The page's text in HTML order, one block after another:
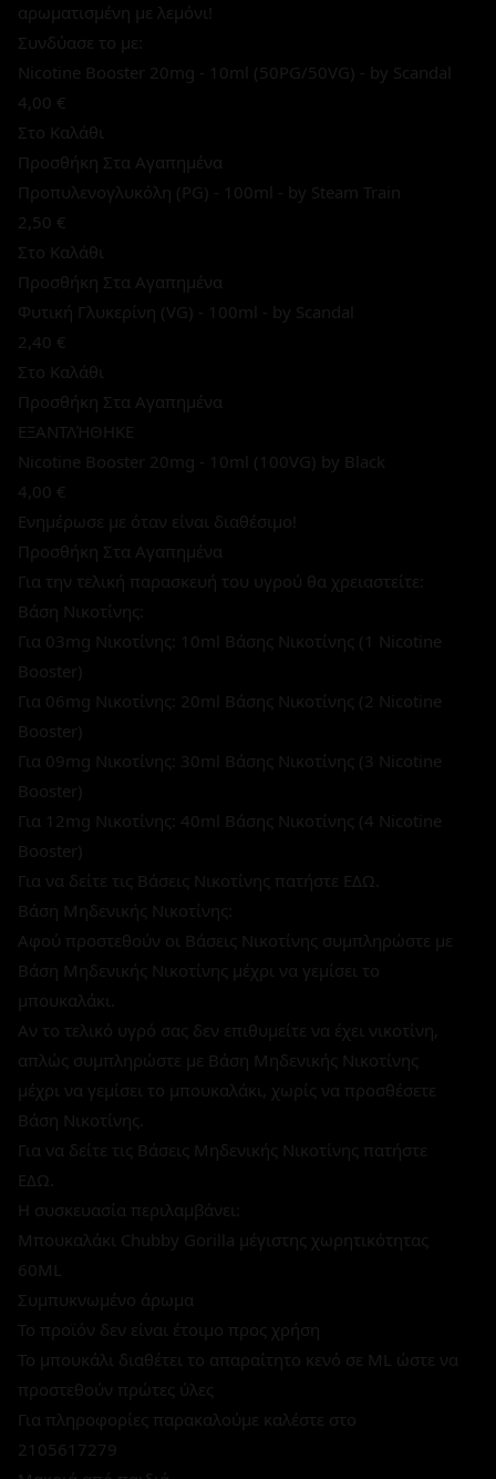
αρωματισμένη με λεμόνι!
Συνδύασε το με:
Nicotine Booster 20mg - 10ml (50PG/50VG) - by Scandal
4,00 €
Στο Καλάθι
Προσθήκη Στα Αγαπημένα
Προπυλενογλυκόλη (PG) - 100ml - by Steam Train
2,50 €
Στο Καλάθι
Προσθήκη Στα Αγαπημένα
Φυτική Γλυκερίνη (VG) - 100ml - by Scandal
2,40 €
Στο Καλάθι
Προσθήκη Στα Αγαπημένα
ΕΞΑΝΤΛΉΘΗΚΕ
Nicotine Booster 20mg - 10ml (100VG) by Black
4,00 €
Ενημέρωσε με όταν είναι διαθέσιμο!
Προσθήκη Στα Αγαπημένα
Για την τελική παρασκευή του υγρού θα χρειαστείτε:
Βάση Νικοτίνης:
Για 03mg Νικοτίνης: 10ml Βάσης Νικοτίνης (1 Nicotine
Booster)
Για 06mg Νικοτίνης: 20ml Βάσης Νικοτίνης (2 Nicotine
Booster)
Για 09mg Νικοτίνης: 30ml Βάσης Νικοτίνης (3 Nicotine
Booster)
Για 12mg Νικοτίνης: 40ml Βάσης Νικοτίνης (4 Nicotine
Booster)
Για να δείτε τις Βάσεις Νικοτίνης πατήστε ΕΔΩ.
Βάση Μηδενικής Νικοτίνης:
Αφού προστεθούν οι Βάσεις Νικοτίνης συμπληρώστε με
Βάση Μηδενικής Νικοτίνης μέχρι να γεμίσει το
μπουκαλάκι.
Αν το τελικό υγρό σας δεν επιθυμείτε να έχει νικοτίνη,
απλώς συμπληρώστε με Βάση Μηδενικής Νικοτίνης
μέχρι να γεμίσει το μπουκαλάκι, χωρίς να προσθέσετε
Βάση Νικοτίνης.
Για να δείτε τις Βάσεις Μηδενικής Νικοτίνης πατήστε
ΕΔΩ.
Η συσκευασία περιλαμβάνει:
Μπουκαλάκι Chubby Gorilla μέγιστης χωρητικότητας
60ML
Συμπυκνωμένο άρωμα
Το προϊόν δεν είναι έτοιμο προς χρήση
Το μπουκάλι διαθέτει το απαραίτητο κενό σε ML ώστε να
προστεθούν πρώτες ύλες
Για πληροφορίες παρακαλούμε καλέστε στο
2105617279